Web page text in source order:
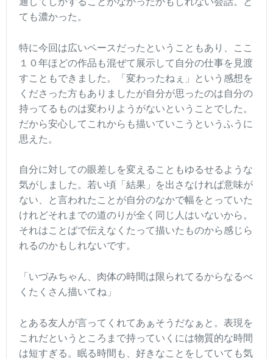
ても濃かった。
特に今回は広いペースだったということもあり、ここ
１０年ほどの作品も混ぜて展示して自分の仕事を見渡
すこともできました。「変わったねぇ」という感想を
くださった方もありましたが自分が思ったのは自分の
持ってるものは変わりようがないということでした。
だから安心してこれからも描いていこうというふうに
思えた。
自分に対しての眼差しを変えることもゆるせるような
気がしました。若い頃「結果」を出さなければ意味が
ない、と言われたことが自分のなかで幅をとっていた
けれどそれまでの道のりが全く同じ人はいないから。
それはことばで伝えなくたって描いたものから感じら
れるのかもしれないです。
「いづみちゃん、肉体の時間は限られてるからなるべ
くたくさん描いてね」
とある友人が言ってくれてあぁそうだなぁと。表現を
これだというところまで持っていくには物質的な時間
は短すぎる。眠る時間も、好きなことをしていても気